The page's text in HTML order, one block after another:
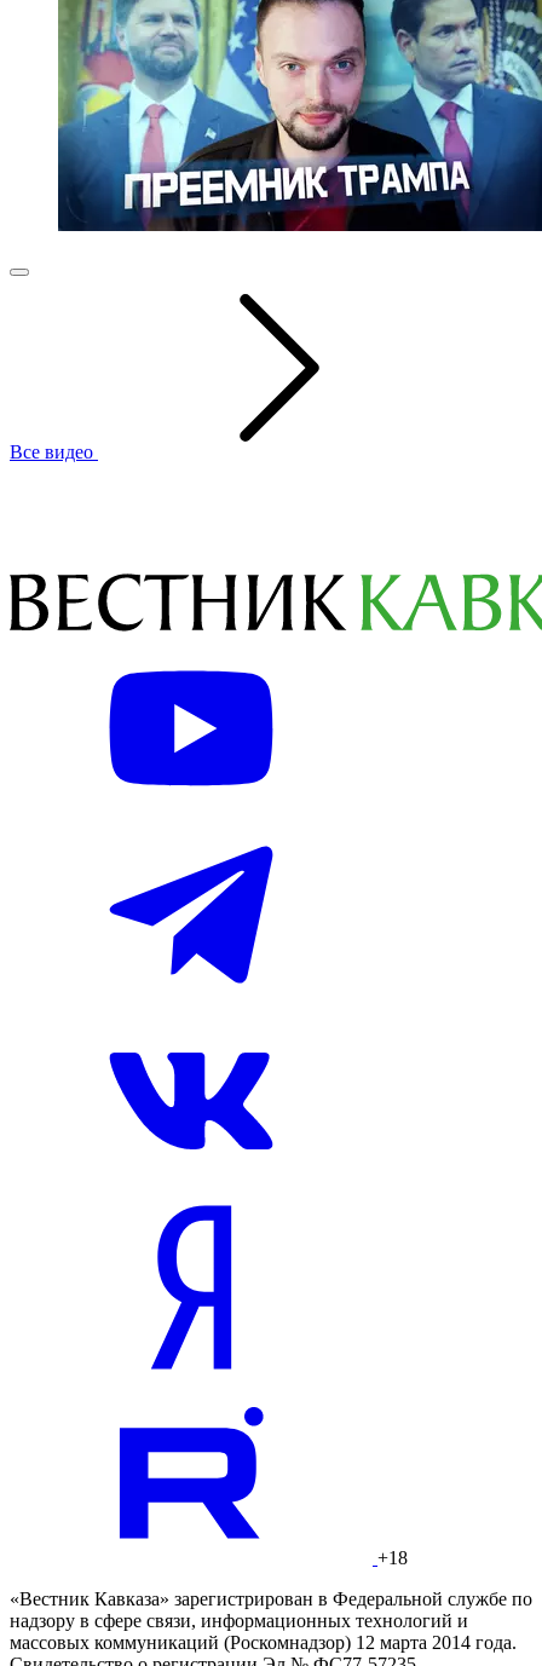
Все видео
+18
«Вестник Кавказа» зарегистрирован в Федеральной службе по
надзору в сфере связи, информационных технологий и
массовых коммуникаций (Роскомнадзор) 12 марта 2014 года.